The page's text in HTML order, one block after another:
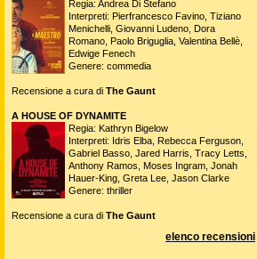
Regia: Andrea Di Stefano
Interpreti: Pierfrancesco Favino, Tiziano
Menichelli, Giovanni Ludeno, Dora
Romano, Paolo Briguglia, Valentina Bellè,
Edwige Fenech
Genere: commedia
Recensione a cura di The Gaunt
A HOUSE OF DYNAMITE
Regia: Kathryn Bigelow
Interpreti: Idris Elba, Rebecca Ferguson,
Gabriel Basso, Jared Harris, Tracy Letts,
Anthony Ramos, Moses Ingram, Jonah
Hauer-King, Greta Lee, Jason Clarke
Genere: thriller
Recensione a cura di The Gaunt
elenco recensioni